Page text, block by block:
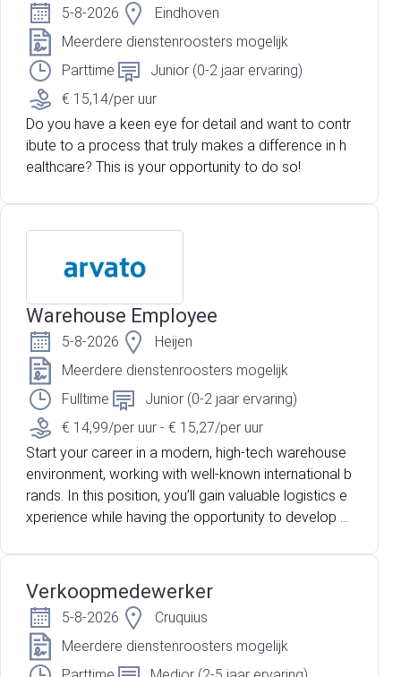
5-8-2026
Eindhoven
Meerdere dienstenroosters mogelijk
Parttime
Junior (0-2 jaar ervaring)
€ 15,14/per uur
Do you have a keen eye for detail and want to contr
ibute to a process that truly makes a difference in h
ealthcare? This is your opportunity to do so!
Warehouse Employee
5-8-2026
Heijen
Meerdere dienstenroosters mogelijk
Fulltime
Junior (0-2 jaar ervaring)
€ 14,99/per uur - € 15,27/per uur
Start your career in a modern, high-tech warehouse
environment, working with well-known international b
rands. In this position, you’ll gain valuable logistics e
xperience while having the opportunity to develop y
Verkoopmedewerker
5-8-2026
Cruquius
Meerdere dienstenroosters mogelijk